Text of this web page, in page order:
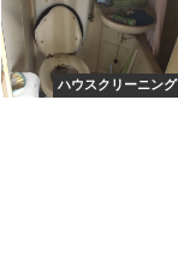
ハウスクリーニング